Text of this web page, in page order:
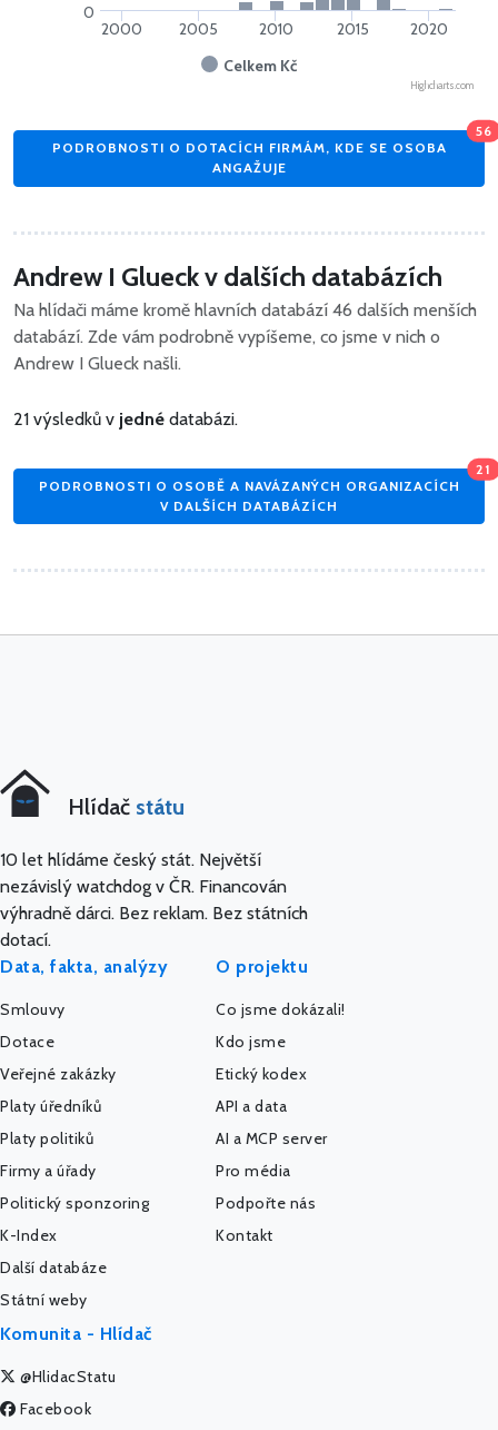
Celkem Kč
2000 2005 2010 2015 2020
0
Highcharts.com
PODROBNOSTI O DOTACÍCH FIRMÁM, KDE SE OSOBA
ANGAŽUJE
56
Andrew I Glueck v dalších databázích
Na hlídači máme kromě hlavních databází 46 dalších menších
databází. Zde vám podrobně vypíšeme, co jsme v nich o
Andrew I Glueck našli.
21 výsledků v jedné databázi.
PODROBNOSTI O OSOBĚ A NAVÁZANÝCH ORGANIZACÍCH
V DALŠÍCH DATABÁZÍCH
21
Hlídač státu
10 let hlídáme český stát. Největší
nezávislý watchdog v ČR. Financován
výhradně dárci. Bez reklam. Bez státních
dotací.
Data, fakta, analýzy
Smlouvy
Dotace
Veřejné zakázky
Platy úředníků
Platy politiků
Firmy a úřady
Politický sponzoring
K-Index
Další databáze
Státní weby
O projektu
Co jsme dokázali!
Kdo jsme
Etický kodex
API a data
AI a MCP server
Pro média
Podpořte nás
Kontakt
Komunita - Hlídač
@HlidacStatu
Facebook